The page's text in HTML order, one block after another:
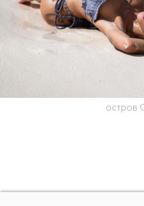
остров